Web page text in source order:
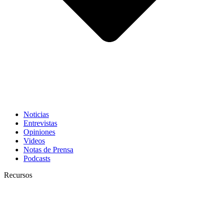
Noticias
Entrevistas
Opiniones
Videos
Notas de Prensa
Podcasts
Recursos